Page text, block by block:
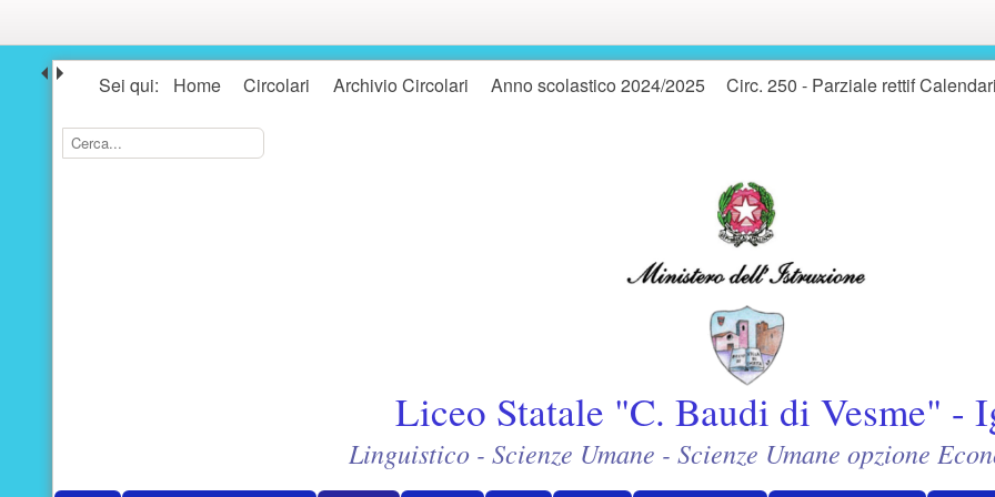
Seguici
Sei qui: Home Circolari Archivio Circolari Anno scolastico 2024/2025 Circ. 250 - Parziale rettif
Ricerca
Cerca...
Liceo Statale "C. Baudi di Vesme" -
Linguistico - Scienze Umane - Scienze Umane opzione